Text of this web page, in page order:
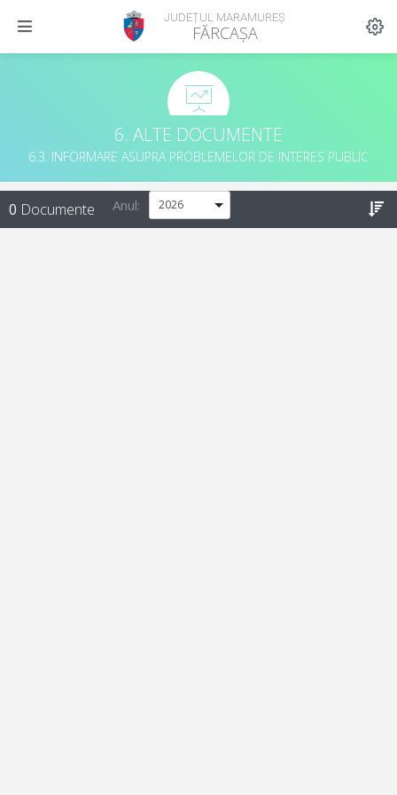
JUDEȚUL MARAMUREȘ
FĂRCAȘA
6. ALTE DOCUMENTE
6.3. INFORMARE ASUPRA PROBLEMELOR DE INTERES PUBLIC
0 Documente Anul: